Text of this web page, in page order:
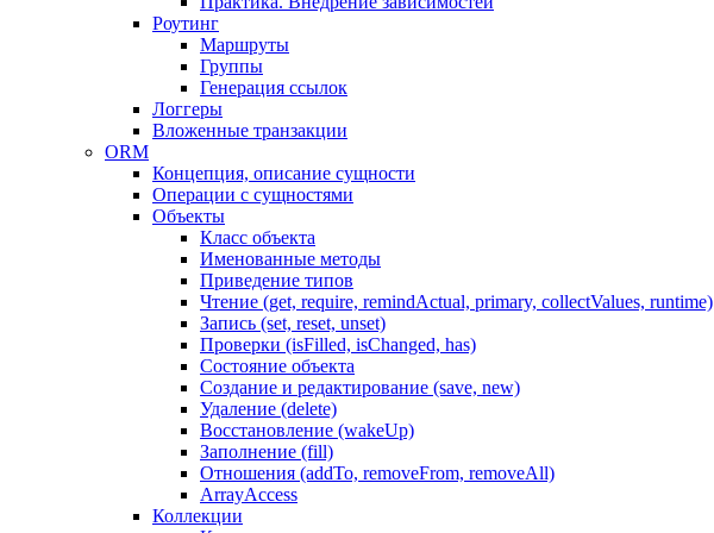
Роутинг
Маршруты
Группы
Генерация ссылок
Логгеры
Вложенные транзакции
ORM
Концепция, описание сущности
Операции с сущностями
Объекты
Класс объекта
Именованные методы
Приведение типов
Чтение (get, require, remindActual, primary, collectValues, runtime)
Запись (set, reset, unset)
Проверки (isFilled, isChanged, has)
Состояние объекта
Создание и редактирование (save, new)
Удаление (delete)
Восстановление (wakeUp)
Заполнение (fill)
Отношения (addTo, removeFrom, removeAll)
ArrayAccess
Коллекции